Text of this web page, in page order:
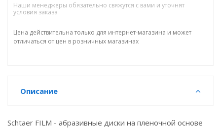
Наши менеджеры обязательно свяжутся с вами и уточнят
условия заказа
Цена действительна только для интернет-магазина и может
отличаться от цен в розничных магазинах
Описание
Schtaer FILM - абразивные диски на пленочной основе